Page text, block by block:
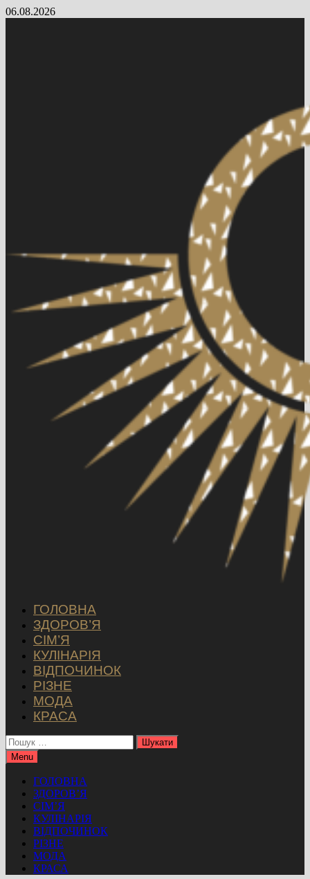
Skip
06.08.2026
ГОЛОВНА
ЗДОРОВ’Я
СІМ’Я
КУЛІНАРІЯ
ВІДПОЧИНОК
РІЗНЕ
МОДА
КРАСА
Пошук:
Menu
ГОЛОВНА
ЗДОРОВ’Я
СІМ’Я
КУЛІНАРІЯ
ВІДПОЧИНОК
РІЗНЕ
МОДА
КРАСА